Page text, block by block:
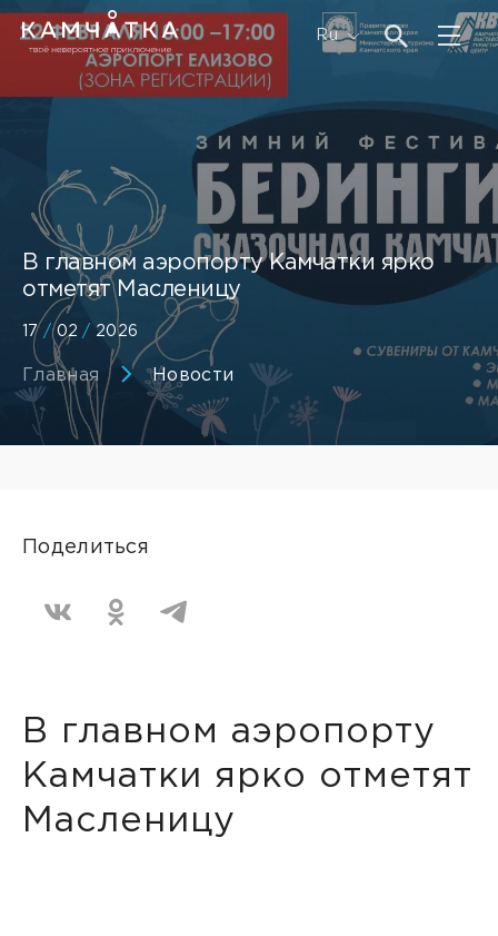
Ru
В главном аэропорту Камчатки ярко
отметят Масленицу
17/02 / 2026
Главная Новости
Поделиться
В главном аэропорту
Камчатки ярко отметят
Масленицу